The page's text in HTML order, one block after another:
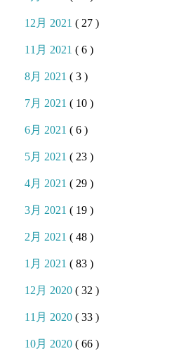
12月 2021( 27 )
11月 2021( 6 )
8月 2021( 3 )
7月 2021( 10 )
6月 2021( 6 )
5月 2021( 23 )
4月 2021( 29 )
3月 2021( 19 )
2月 2021( 48 )
1月 2021( 83 )
12月 2020( 32 )
11月 2020( 33 )
10月 2020( 66 )